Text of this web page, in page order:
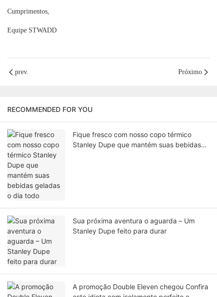
Cumprimentos,
Equipe STWADD
prev. Próximo
RECOMMENDED FOR YOU
Fique fresco com nosso copo térmico
Stanley Dupe que mantém suas bebidas
Sua próxima aventura o aguarda – Um
Stanley Dupe feito para durar
A promoção Double Eleven chegou Confira